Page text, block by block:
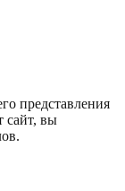
представления
сайт, вы